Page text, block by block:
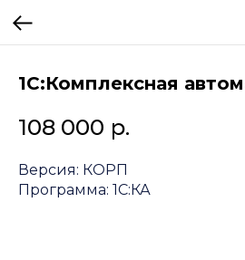
1С:Комплексная
108 000 р.
Версия: КОРП
Программа: 1С:КА